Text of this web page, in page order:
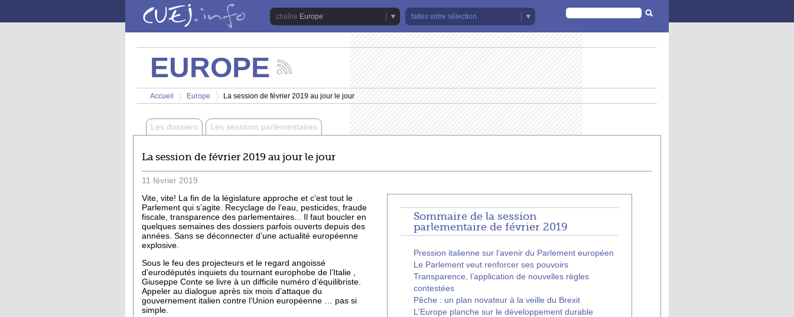
Europe
faites votre sélection
FORMULAIRE
DE
RECHERCHE
EUROPE
les
actualités
de
chaîne
Europe
Vous êtes ici
Accueil
>
Europe
>
La session de février 2019 au jour le jour
Les dossiers Les sessions parlementaires
La session de février 2019 au jour le jour
11 février 2019
Vite, vite! La fin de la législature approche et c’est tout le
Parlement qui s’agite. Recyclage de l’eau, pesticides, fraude
fiscale, transparence des parlementaires... Il faut boucler en
quelques semaines des dossiers parfois ouverts depuis des
années. Sans se déconnecter d’une actualité européenne
explosive.
Sous le feu des projecteurs et le regard angoissé
d’eurodéputés inquiets du tournant europhobe de l’Italie ,
Giuseppe Conte se livre à un difficile numéro d’équilibriste.
Appeler au dialogue après six mois d’attaque du
gouvernement italien contre l’Union européenne … pas si
simple.
Sommaire de la session
parlementaire de février 2019
Pression italienne sur l’avenir du Parlement européen
Le Parlement veut renforcer ses pouvoirs
Transparence, l’application de nouvelles règles
contestées
Pêche : un plan novateur à la veille du Brexit
L'Europe planche sur le développement durable